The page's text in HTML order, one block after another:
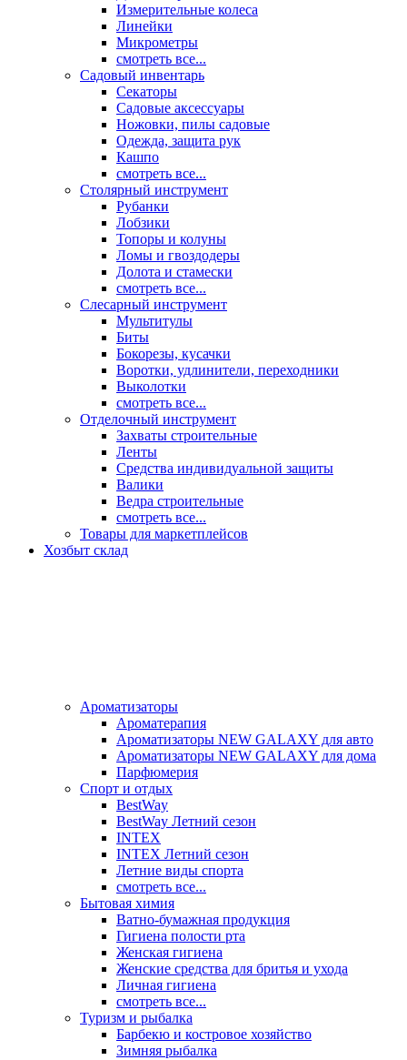
Измерительные колеса
Линейки
Микрометры
смотреть все...
Садовый инвентарь
Секаторы
Садовые аксессуары
Ножовки, пилы садовые
Одежда, защита рук
Кашпо
смотреть все...
Столярный инструмент
Рубанки
Лобзики
Топоры и колуны
Ломы и гвоздодеры
Долота и стамески
смотреть все...
Слесарный инструмент
Мультитулы
Биты
Бокорезы, кусачки
Воротки, удлинители, переходники
Выколотки
смотреть все...
Отделочный инструмент
Захваты строительные
Ленты
Средства индивидуальной защиты
Валики
Ведра строительные
смотреть все...
Товары для маркетплейсов
Хозбыт склад
Ароматизаторы
Ароматерапия
Ароматизаторы NEW GALAXY для авто
Ароматизаторы NEW GALAXY для дома
Парфюмерия
Спорт и отдых
BestWay
BestWay Летний сезон
INTEX
INTEX Летний сезон
Летние виды спорта
смотреть все...
Бытовая химия
Ватно-бумажная продукция
Гигиена полости рта
Женская гигиена
Женские средства для бритья и ухода
Личная гигиена
смотреть все...
Туризм и рыбалка
Барбекю и костровое хозяйство
Зимняя рыбалка